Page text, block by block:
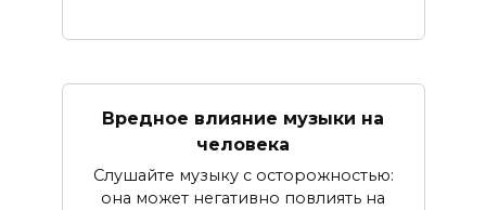
Вредное влияние музыки на
человека
Слушайте музыку с осторожностью:
она может негативно повлиять на